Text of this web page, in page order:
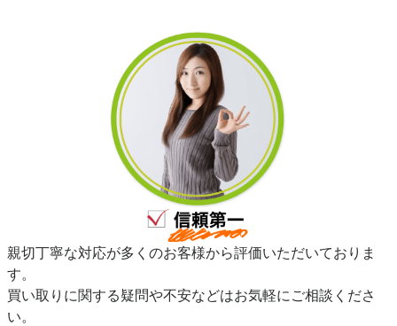
親切丁寧な対応が多くのお客様から評価いただいておりま
す。
買い取りに関する疑問や不安などはお気軽にご相談くださ
い。